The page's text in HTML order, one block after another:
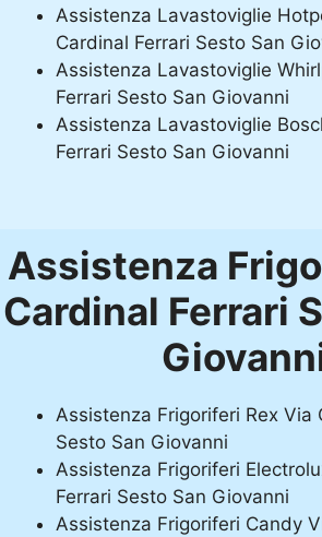
Assistenza Lavastoviglie
Cardinal Ferrari Sesto San
Assistenza Lavastoviglie
Ferrari Sesto San Giovanni
Assistenza Lavastoviglie
Ferrari Sesto San Giovanni
Assistenza
Cardinal Ferrari
Assistenza Frigoriferi Rex Via
Sesto San Giovanni
Assistenza Frigoriferi
Ferrari Sesto San Giovanni
Assistenza Frigoriferi Candy